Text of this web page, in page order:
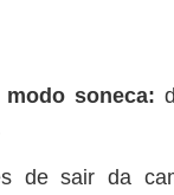
modo soneca:
de sair da